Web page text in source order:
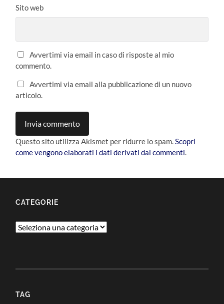
Sito web
Avvertimi via email in caso di risposte al mio
commento.
Avvertimi via email alla pubblicazione di un nuovo
articolo.
Questo sito utilizza Akismet per ridurre lo spam.Scopri
come vengono elaborati i dati derivati dai commenti.
CATEGORIE
Categorie
TAG